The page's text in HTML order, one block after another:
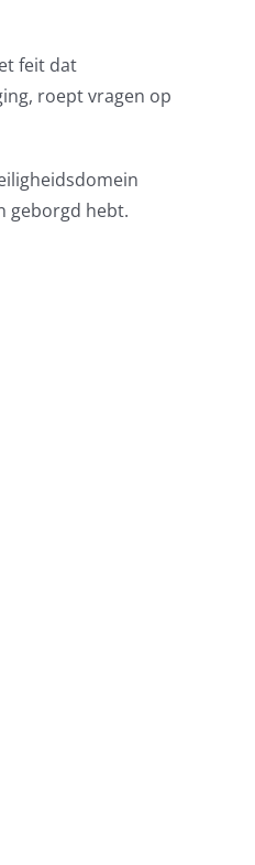
feit dat
roept vragen op
geborgd hebt.